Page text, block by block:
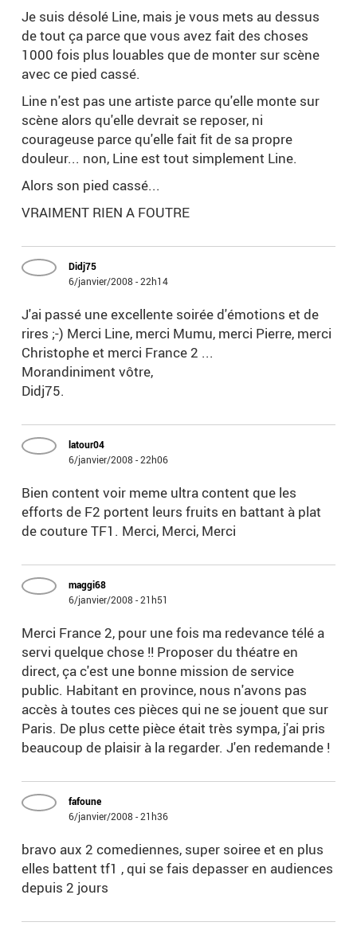
Je suis désolé Line, mais je vous mets au dessus
de tout ça parce que vous avez fait des choses
1000 fois plus louables que de monter sur scène
avec ce pied cassé.
Line n'est pas une artiste parce qu'elle monte sur
scène alors qu'elle devrait se reposer, ni
courageuse parce qu'elle fait fit de sa propre
douleur... non, Line est tout simplement Line.
Alors son pied cassé...
VRAIMENT RIEN A FOUTRE
Didj75
6/janvier/2008 - 22h14
J'ai passé une excellente soirée d'émotions et de
rires ;-) Merci Line, merci Mumu, merci Pierre, merci
Christophe et merci France 2 ...
Morandiniment vôtre,
Didj75.
latour04
6/janvier/2008 - 22h06
Bien content voir meme ultra content que les
efforts de F2 portent leurs fruits en battant à plat
de couture TF1. Merci, Merci, Merci
maggi68
6/janvier/2008 - 21h51
Merci France 2, pour une fois ma redevance télé a
servi quelque chose !! Proposer du théatre en
direct, ça c'est une bonne mission de service
public. Habitant en province, nous n'avons pas
accès à toutes ces pièces qui ne se jouent que sur
Paris. De plus cette pièce était très sympa, j'ai pris
beaucoup de plaisir à la regarder. J'en redemande !
fafoune
6/janvier/2008 - 21h36
bravo aux 2 comediennes, super soiree et en plus
elles battent tf1 , qui se fais depasser en audiences
depuis 2 jours